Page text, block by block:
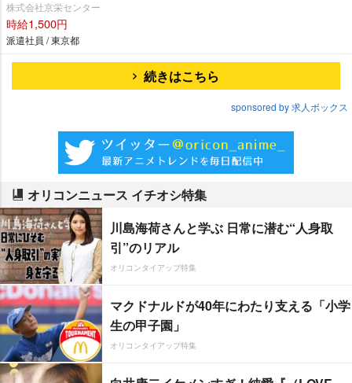
株式会社京栄センター
時給1,500円
派遣社員 / 東京都
続きはこちら
sponsored by 求人ボックス
オリコンニュース イチオシ特集
川島海荷さんと学ぶ 日常に潜む“人身取
引”のリアル
オリコンタイアップ特集
マクドナルドが40年にわたり支える「小学
生の甲子園」
オリコンタイアップ特集